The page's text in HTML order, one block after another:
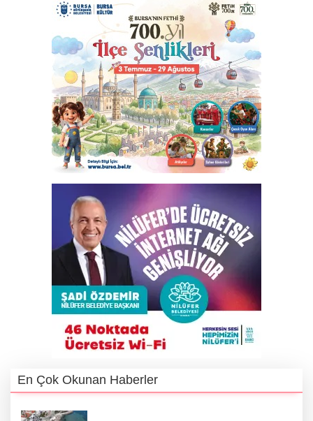
En Çok Okunan Haberler